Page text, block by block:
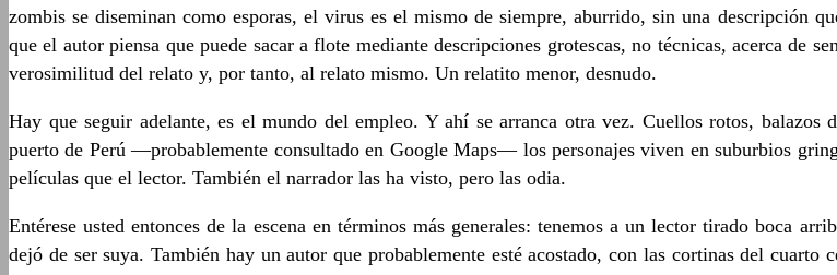
zombis se diseminan como esporas, el virus es el mismo de siempre, aburrido, sin una descripción
que el autor piensa que puede sacar a flote mediante descripciones grotescas, no técnicas, acerca de
verosimilitud del relato y, por tanto, al relato mismo. Un relatito menor, desnudo.
Hay que seguir adelante, es el mundo del empleo. Y ahí se arranca otra vez. Cuellos rotos,
puerto de Perú —probablemente consultado en Google Maps— los personajes viven en suburbios
películas que el lector. También el narrador las ha visto, pero las odia.
Entérese usted entonces de la escena en términos más generales: tenemos a un lector tirado boca
dejó de ser suya. También hay un autor que probablemente esté acostado, con las cortinas del